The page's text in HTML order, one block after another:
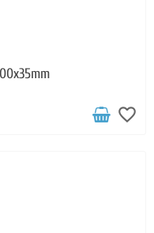
favorite_border